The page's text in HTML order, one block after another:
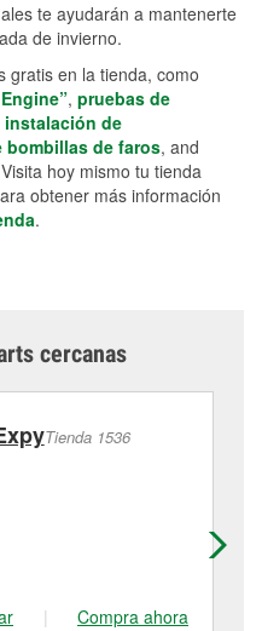
te ayudarán a mantenerte
de invierno.
gratis en la tienda, como
, pruebas de
instalación de
bombillas de faros, and
hoy mismo tu tienda
obtener más información
.
cercanas
Tienda 1536
| Compra ahora